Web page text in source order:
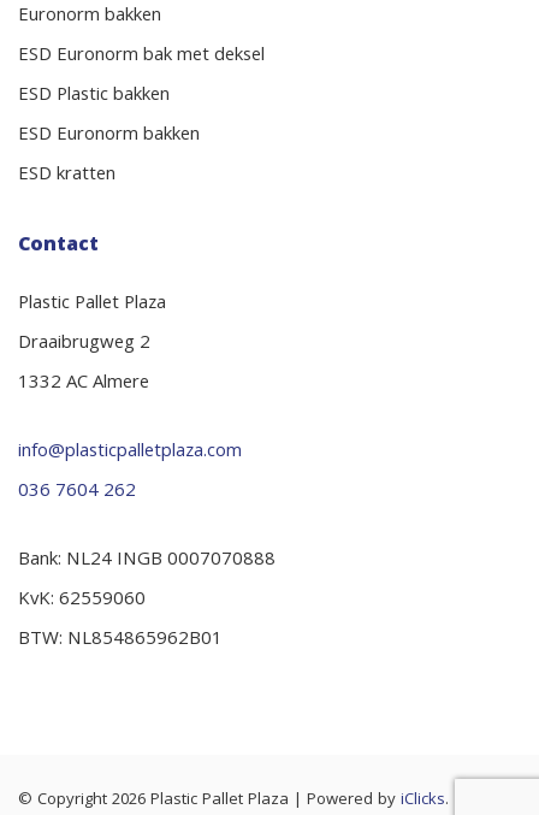
Euronorm bakken
ESD Euronorm bak met deksel
ESD Plastic bakken
ESD Euronorm bakken
ESD kratten
Contact
Plastic Pallet Plaza
Draaibrugweg 2
1332 AC Almere
info@plasticpalletplaza.com
036 7604 262
Bank: NL24 INGB 0007070888
KvK: 62559060
BTW: NL854865962B01
© Copyright 2026 Plastic Pallet Plaza | Powered byiClicks. |